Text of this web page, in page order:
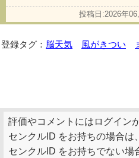
投稿日:2026年
登録タグ： 脳天気 風がきつい
評価やコメントにはログイン
センクルID をお持ちの場合は、
センクルID をお持ちでない場